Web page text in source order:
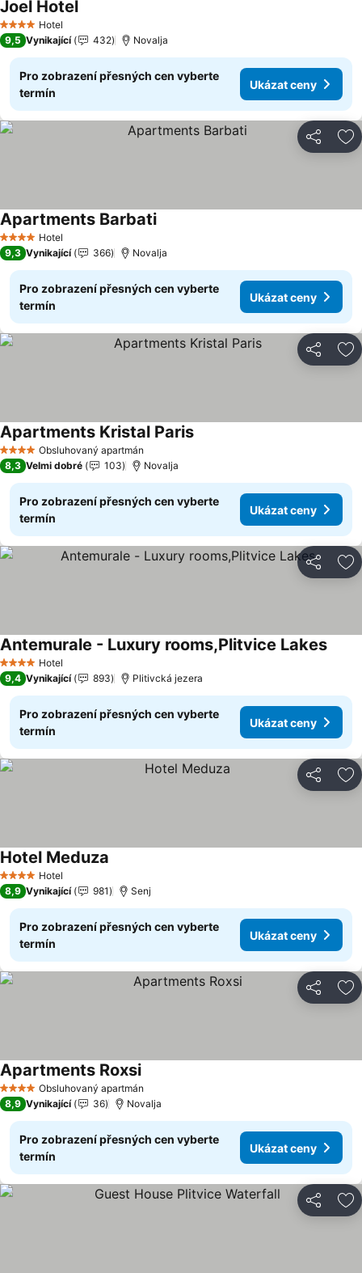
4 Počet hvězdiček
Hotel
Joel Hotel
9,5 Vynikající 432 Novalja
Pro zobrazení přesných cen vyberte
termín
Ukázat ceny
Sdílet
4 Počet hvězdiček
Hotel
Apartments Barbati
9,3 Vynikající 366 Novalja
Pro zobrazení přesných cen vyberte
termín
Ukázat ceny
Sdílet
4 Počet hvězdiček
Obsluhovaný apartmán
Apartments Kristal Paris
8,3 Velmi dobré 103 Novalja
Pro zobrazení přesných cen vyberte
termín
Ukázat ceny
Sdílet
4 Počet hvězdiček
Hotel
Antemurale - Luxury rooms,Plitvice Lakes
9,4 Vynikající 893 Plitivcká jezera
Pro zobrazení přesných cen vyberte
termín
Ukázat ceny
Sdílet
4 Počet hvězdiček
Hotel
Hotel Meduza
8,9 Vynikající 981 Senj
Pro zobrazení přesných cen vyberte
termín
Ukázat ceny
Sdílet
4 Počet hvězdiček
Obsluhovaný apartmán
Apartments Roxsi
8,9 Vynikající 36 Novalja
Pro zobrazení přesných cen vyberte
termín
Ukázat ceny
Sdílet